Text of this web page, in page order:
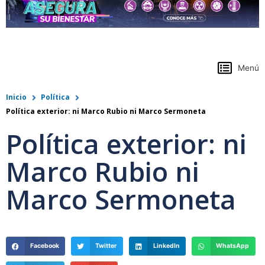
Menú
Inicio
Política
Política exterior: ni Marco Rubio ni Marco Sermoneta
Política exterior: ni
Marco Rubio ni
Marco Sermoneta
Facebook Twitter LinkedIn WhatsApp